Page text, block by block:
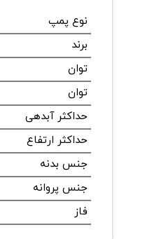
نوع پمپ
برند
توان
توان
حداکثر آبدهی
حداکثر ارتفاع
جنس بدنه
جنس پروانه
فاز